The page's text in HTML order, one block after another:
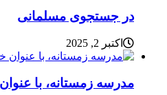
در جستجوی مسلمانی
اکتبر 2, 2025
مدرسه زمستانه، با